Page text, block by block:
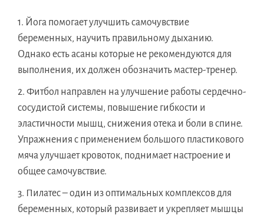
Йога помогает улучшить самочувствие
беременных, научить правильному дыханию.
Однако есть асаны которые не рекомендуются для
выполнения, их должен обозначить мастер-тренер.
Фитбол направлен на улучшение работы сердечно-
сосудистой системы, повышение гибкости и
эластичности мышц, снижения отека и боли в спине.
Упражнения с применением большого пластикового
мяча улучшает кровоток, поднимает настроение и
общее самочувствие.
Пилатес – один из оптимальных комплексов для
беременных, который развивает и укрепляет мышцы